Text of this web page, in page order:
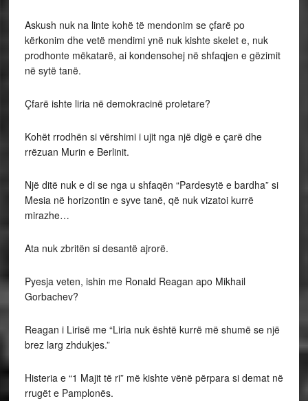
Askush nuk na linte kohë të mendonim se çfarë po
kërkonim dhe vetë mendimi ynë nuk kishte skelet e, nuk
prodhonte mëkatarë, ai kondensohej në shfaqjen e gëzimit
në sytë tanë.
Çfarë ishte liria në demokracinë proletare?
Kohët rrodhën si vërshimi i ujit nga një digë e çarë dhe
rrëzuan Murin e Berlinit.
Një ditë nuk e di se nga u shfaqën “Pardesytë e bardha” si
Mesia në horizontin e syve tanë, që nuk vizatoi kurrë
mirazhe…
Ata nuk zbritën si desantë ajrorë.
Pyesja veten, ishin me Ronald Reagan apo Mikhail
Gorbachev?
Reagan i Lirisë me “Liria nuk është kurrë më shumë se një
brez larg zhdukjes.”
Histeria e “1 Majit të ri” më kishte vënë përpara si demat në
rrugët e Pamplonës.